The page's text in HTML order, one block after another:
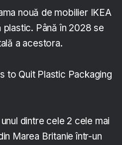
nouă de mobilier IKEA
Până în 2028 se
a acestora.
to Quit Plastic Packaging
dintre cele 2 cele mai
Marea Britanie într-un